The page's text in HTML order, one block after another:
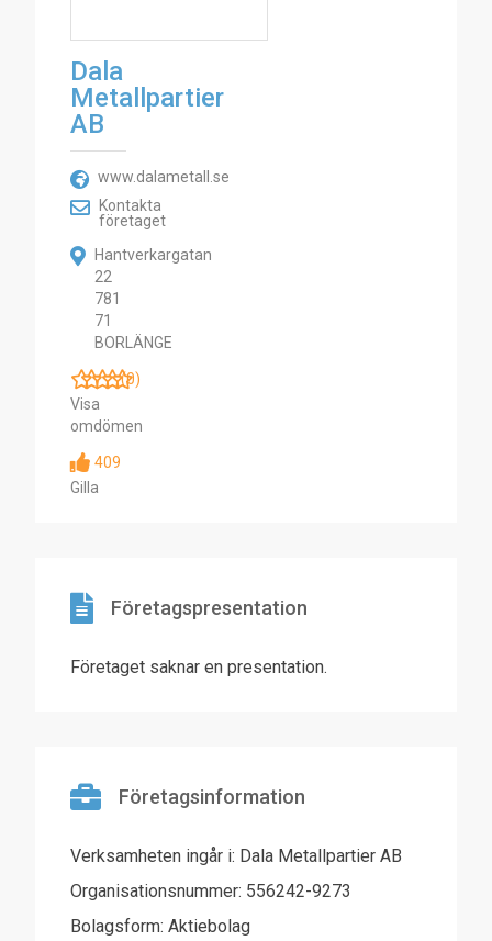
Dala
Metallpartier
AB
www.dalametall.se
Kontakta
företaget
Hantverkargatan
22
781
71
BORLÄNGE
(0)
Visa
omdömen
409
Gilla
Företagspresentation
Företaget saknar en presentation.
Företagsinformation
Verksamheten ingår i: Dala Metallpartier AB
Organisationsnummer: 556242-9273
Bolagsform: Aktiebolag